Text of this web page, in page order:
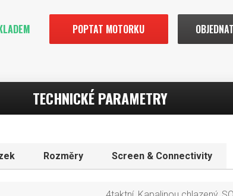
POPTAT MOTORKU
TECHNICKÉ PARAMETRY
Rozměry Screen & Connectivity